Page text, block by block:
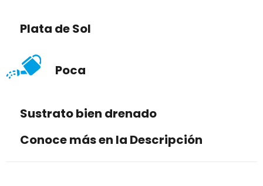
Plata de Sol
Poca
Sustrato bien drenado
Conoce más en la Descripción